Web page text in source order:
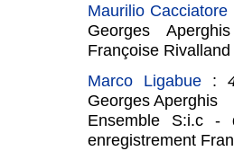
Maurilio Cacciatore
Georges
Françoise
Marco Ligabue :
Georges Aperghis
Ensemble S:i.c -
enregistrement